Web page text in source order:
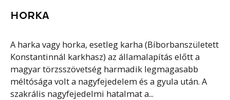
HORKA
A harka vagy horka, esetleg karha (Bíborbanszületett
Konstantinnál karkhasz) az államalapítás előtt a
magyar törzsszövetség harmadik legmagasabb
méltósága volt a nagyfejedelem és a gyula után. A
szakrális nagyfejedelmi hatalmat a...